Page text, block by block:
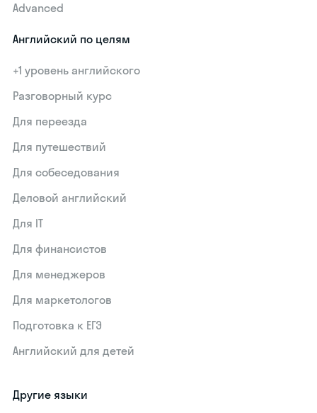
Advanced
Английский по целям
+1 уровень английского
Разговорный курс
Для переезда
Для путешествий
Для собеседования
Деловой английский
Для IT
Для финансистов
Для менеджеров
Для маркетологов
Подготовка к ЕГЭ
Английский для детей
Другие языки